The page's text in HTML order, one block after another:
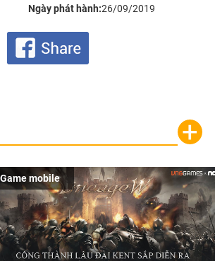
Ngày phát hành:26/09/2019
+
Game mobile